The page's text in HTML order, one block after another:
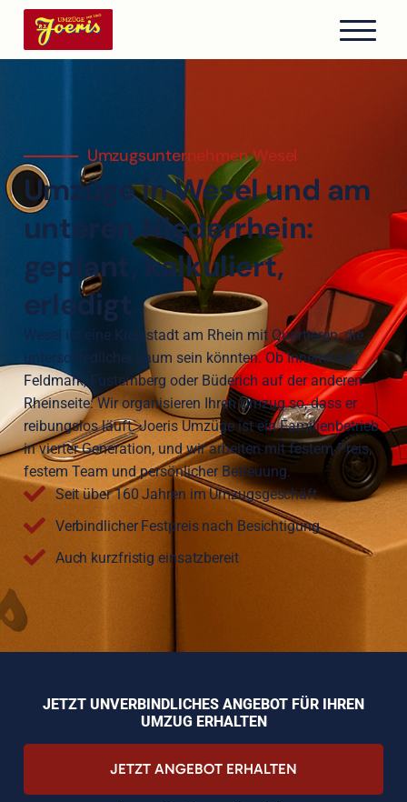
Umzugsunternehmen Wesel
Umzüge in Wesel und am
unteren Niederrhein:
geplant, kalkuliert,
erledigt
Wesel ist eine Kreisstadt am Rhein mit Quartieren, die
unterschiedlicher kaum sein könnten. Ob Innenstadt,
Feldmark, Fusternberg oder Büderich auf der anderen
Rheinseite: Wir organisieren Ihren Umzug so, dass er
reibungslos läuft. Joeris Umzüge ist ein Familienbetrieb
in vierter Generation, und wir arbeiten mit festem Preis,
festem Team und persönlicher Betreuung.
Seit über 160 Jahren im Umzugsgeschäft
Verbindlicher Festpreis nach Besichtigung
Auch kurzfristig einsatzbereit
JETZT UNVERBINDLICHES ANGEBOT FÜR IHREN
UMZUG ERHALTEN
JETZT ANGEBOT ERHALTEN